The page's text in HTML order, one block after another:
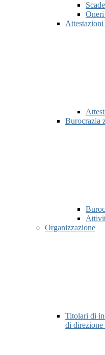
Burocrazia
Organizzazione
Titolari di
di